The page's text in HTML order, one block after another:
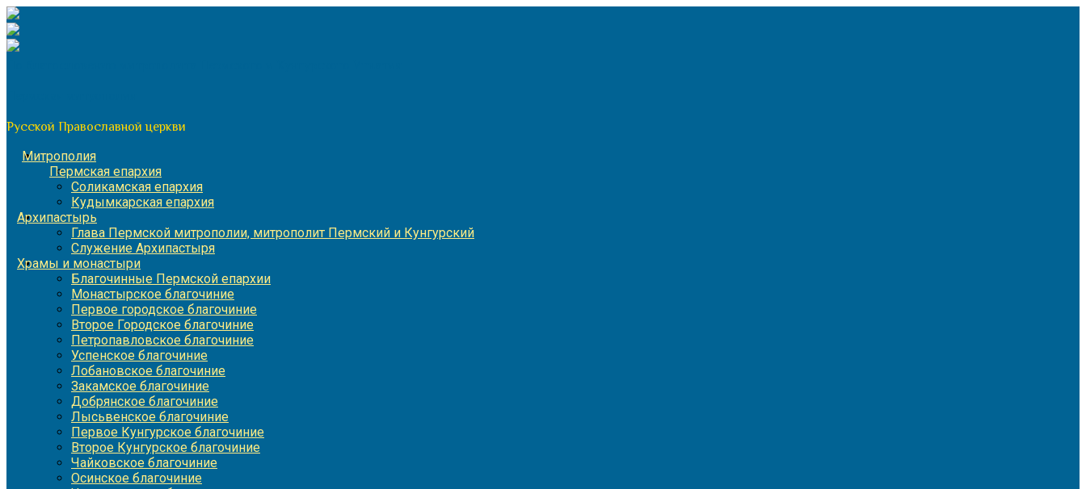
Перейти
к
содержимому
Русской Православной церкви
Митрополия
Пермская епархия
Соликамская епархия
Кудымкарская епархия
Архипастырь
Глава Пермской митрополии, митрополит Пермский и Кунгурский
Служение Архипастыря
Храмы и монастыри
Благочинные Пермской епархии
Монастырское благочиние
Первое городское благочиние
Второе Городское благочиние
Петропавловское благочиние
Успенское благочиние
Лобановское благочиние
Закамское благочиние
Добрянское благочиние
Лысьвенское благочиние
Первое Кунгурское благочиние
Второе Кунгурское благочиние
Чайковское благочиние
Осинское благочиние